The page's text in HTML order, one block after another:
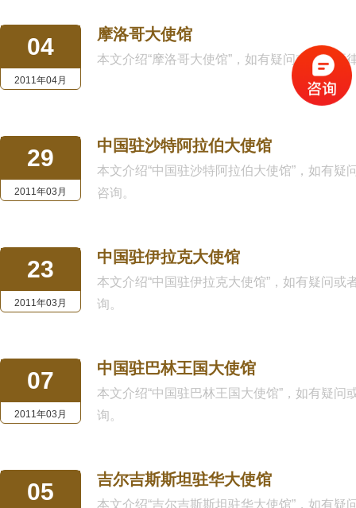
04
2011年04月
摩洛哥大使馆
本文介绍“摩洛哥大使馆”，如有疑问或者需
29
2011年03月
中国驻沙特阿拉伯大使馆
本文介绍“中国驻沙特阿拉伯大使馆”，如有
咨询。
23
2011年03月
中国驻伊拉克大使馆
本文介绍“中国驻伊拉克大使馆”，如有疑问
询。
07
2011年03月
中国驻巴林王国大使馆
本文介绍“中国驻巴林王国大使馆”，如有疑
询。
05 吉尔吉斯斯坦驻华大使馆
本文介绍“吉尔吉斯斯坦驻华大使馆”，如有